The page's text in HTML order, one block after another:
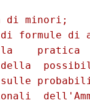
di minori;
formule di
pratica